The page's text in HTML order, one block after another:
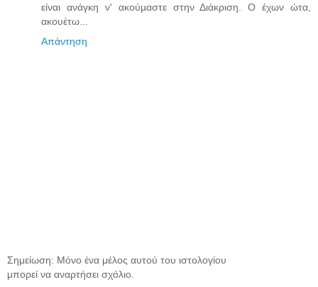
είναι ανάγκη ν' ακούμαστε στην Διάκριση. Ο έχων ώτα,
ακουέτω...
Απάντηση
Σημείωση: Μόνο ένα μέλος αυτού του ιστολογίου
μπορεί να αναρτήσει σχόλιο.